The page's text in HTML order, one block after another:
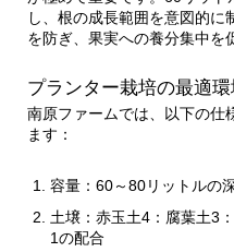
水分管理
3.2.2.病害虫防
し、根の成長範囲を意図的
を防ぎ、果実への養分集中を
プランター栽培の最適
南原ファームでは、以下の仕
ます：
容量：60～80リットルの
土壌：赤玉土4：腐葉土3
1の配合